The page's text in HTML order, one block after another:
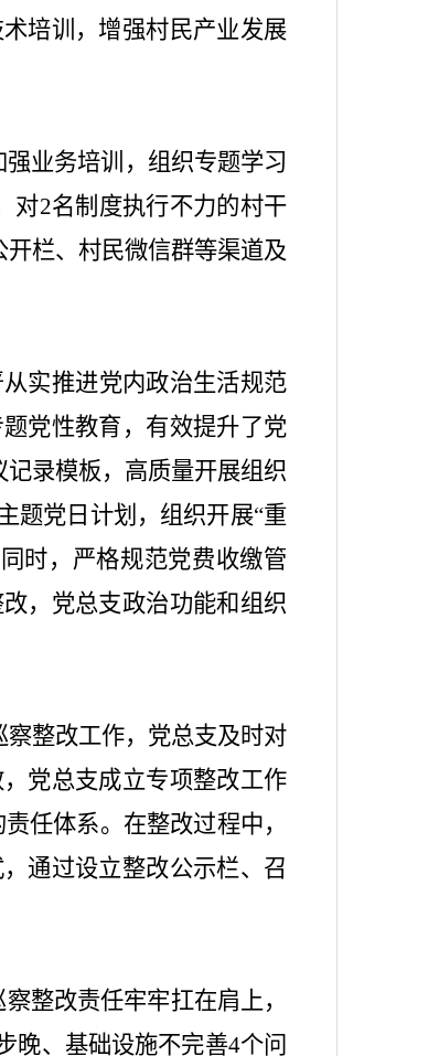
培训，增强村民产业发展
业务培训，组织专题学习
对2名制度执行不力的村干
栏、村民微信群等渠道及
实推进党内政治生活规范
党性教育，有效提升了党
录模板，高质量开展组织
题党日计划，组织开展“重
时，严格规范党费收缴管
，党总支政治功能和组织
整改工作，党总支及时对
党总支成立专项整改工作
责任体系。在整改过程中，
通过设立整改公示栏、召
察整改责任牢牢扛在肩上，
晚、基础设施不完善4个问